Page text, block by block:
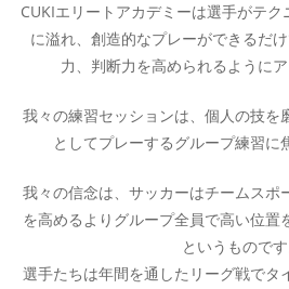
CUKIエリートアカデミーは選手がテ
に溢れ、創造的なプレーができるだ
力、判断力を高められるようにア
我々の練習セッションは、個人の技を
としてプレーするグループ練習に
我々の信念は、サッカーはチームスポ
を高めるよりグループ全員で高い位置
というものです
選手たちは年間を通したリーグ戦でタ